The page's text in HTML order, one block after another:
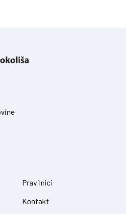
Pravilnici
Kontakt